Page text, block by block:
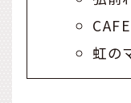
虹の